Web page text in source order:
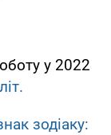
у 2022
зодіаку: